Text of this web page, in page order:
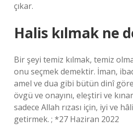
çıkar.
Halis kılmak ne
Bir şeyi temiz kılmak, temiz
onu seçmek demektir. İman,
amel ve dua gibi bütün dinî
övgü ve onayını, eleştiri ve
sadece Allah rızası için, iyi ve
getirmek. ; *27 Haziran 2022